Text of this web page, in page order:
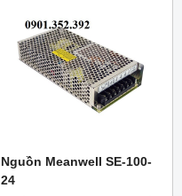
Nguồn Meanwell SE-100-
24